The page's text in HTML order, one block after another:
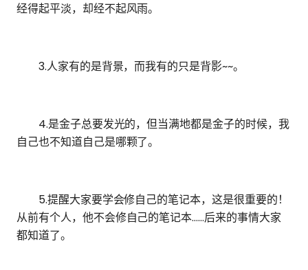
经得起平淡，却经不起风雨。
3.人家有的是背景，而我有的只是背影~~。
4.是金子总要发光的，但当满地都是金子的时候，我
自己也不知道自己是哪颗了。
5.提醒大家要学会修自己的笔记本，这是很重要的！
从前有个人，他不会修自己的笔记本……后来的事情大家
都知道了。